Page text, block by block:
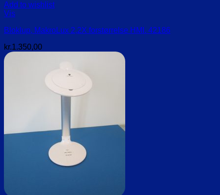
Add to wishlist
Vis
Bloklup, MakroLux 2,2X forstørrelse HMI. 42186
kr.1.350,00